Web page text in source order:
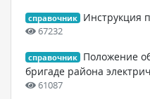
справочник Инструкция
67232
справочник
Положение
бригаде района
61087